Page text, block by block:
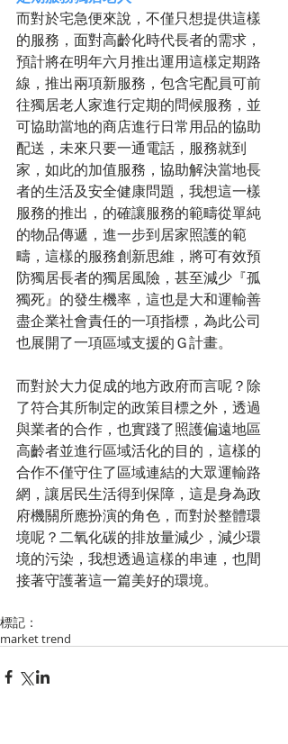
而對於宅急便來說，不僅只想提供這樣
的服務，面對高齡化時代長者的需求，
預計將在明年六月推出運用這樣定期路
線，推出兩項新服務，包含宅配員可前
往獨居老人家進行定期的問候服務，並
可協助當地的商店進行日常用品的協助
配送，未來只要一通電話，服務就到
家，如此的加值服務，協助解決當地長
者的生活及安全健康問題，我想這一樣
服務的推出，的確讓服務的範疇從單純
的物品傳遞，進一步到居家照護的範
疇，這樣的服務創新思維，將可有效預
防獨居長者的獨居風險，甚至減少『孤
獨死』的發生機率，這也是大和運輸善
盡企業社會責任的一項指標，為此公司
也展開了一項區域支援的Ｇ計畫。
而對於大力促成的地方政府而言呢？除
了符合其所制定的政策目標之外，透過
與業者的合作，也實踐了照護偏遠地區
高齡者並進行區域活化的目的，這樣的
合作不僅守住了區域連結的大眾運輸路
網，讓居民生活得到保障，這是身為政
府機關所應扮演的角色，而對於整體環
境呢？二氧化碳的排放量減少，減少環
境的污染，我想透過這樣的串連，也間
接著守護著這一篇美好的環境。
標記：
market trend